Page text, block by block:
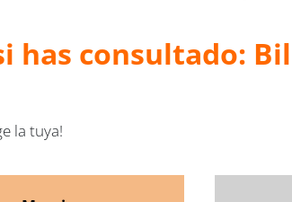
consultado:
la tuya!